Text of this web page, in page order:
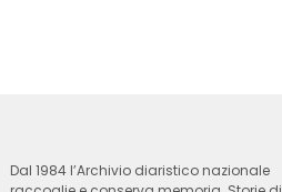
Dal 1984 l’Archivio diaristico nazionale